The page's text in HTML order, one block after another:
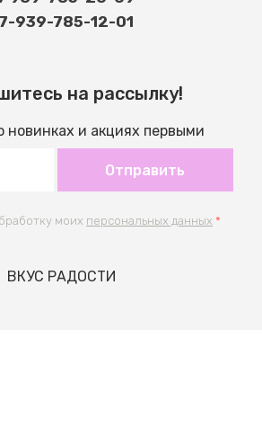
ВКУС РАДОСТИ
939-785-12-01
на рассылку!
новинках и акциях первыми
моих персональных данных *
Отправить